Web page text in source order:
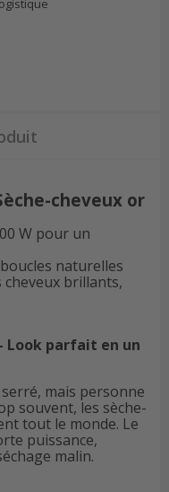
cheveux or
W pour un
naturelles
brillants,
Look parfait en un
mais personne
souvent, les sèche-
tout le monde. Le
puissance,
malin.